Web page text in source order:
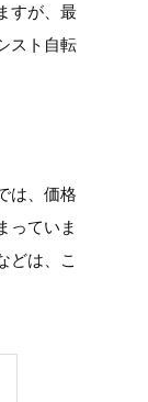
すが、最
スト自転
は、価格
っていま
どは、こ